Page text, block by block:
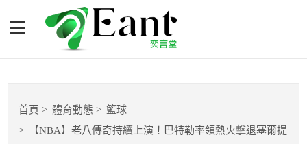
【NBA】老八傳奇持續上
演！巴特勒率領熱火擊退塞
籃球
首頁 體育動態
籃球
【NBA】老八傳奇持續上演！巴特勒率領熱火擊退塞爾提